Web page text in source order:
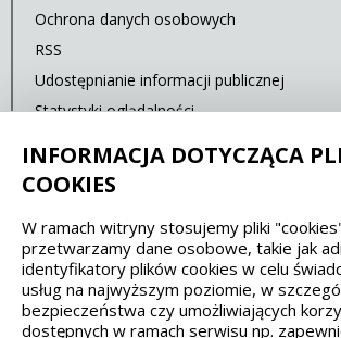
Ochrona danych osobowych
RSS
Udostępnianie informacji publicznej
Statystyki oglądalności
Spełniamy standardy dostępności
WCAG 2.1 SECTION 508
IS 5568
INFORMACJA DOTYCZĄCA
COOKIES
W ramach witryny stosujemy pliki
przetwarzamy dane osobowe, takie jak
identyfikatory plików cookies w celu
usług na najwyższym poziomie, w
bezpieczeństwa czy umożliwiających
dostępnych w ramach serwisu np.